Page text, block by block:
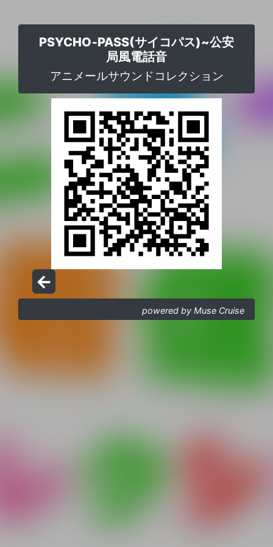
PSYCHO‐PASS(サイコパス)~公安
局風電話音
アニメールサウンドコレクション
powered by Muse Cruise